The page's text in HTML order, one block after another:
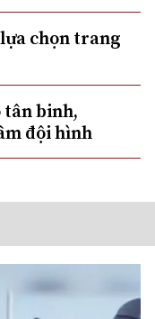
chọn trang
binh,
đội hình